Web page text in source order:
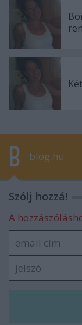
blog.hu
Szólj hozzá!
A